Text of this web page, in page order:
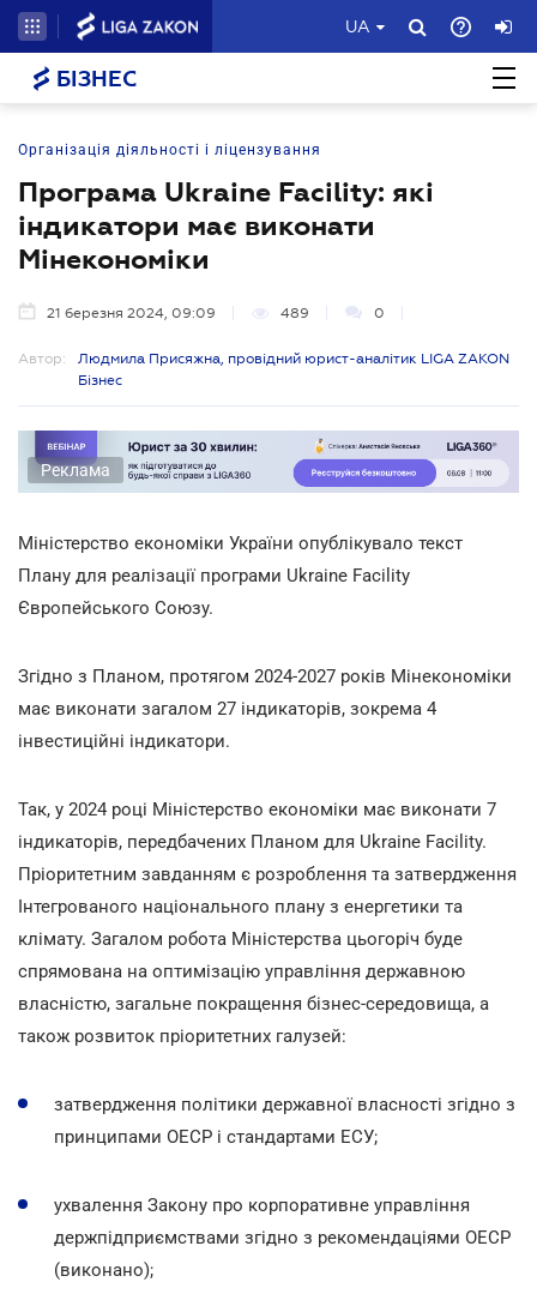
UA
БІЗНЕС
Організація діяльності і ліцензування
Програма Ukraine Facility: які
індикатори має виконати
Мінекономіки
21 березня 2024, 09:09 489 0
Автор:
Людмила Присяжна, провідний юрист-аналітик LIGA ZAKON
Бізнес
Реклама
Міністерство економіки України опублікувало текст
Плану для реалізації програми Ukraine Facility
Європейського Союзу.
Згідно з Планом, протягом 2024-2027 років Мінекономіки
має виконати загалом 27 індикаторів, зокрема 4
інвестиційні індикатори.
Так, у 2024 році Міністерство економіки має виконати 7
індикаторів, передбачених Планом для Ukraine Facility.
Пріоритетним завданням є розроблення та затвердження
Інтегрованого національного плану з енергетики та
клімату. Загалом робота Міністерства цьогоріч буде
спрямована на оптимізацію управління державною
власністю, загальне покращення бізнес-середовища, а
також розвиток пріоритетних галузей:
затвердження політики державної власності згідно з
принципами ОЕСР і стандартами ЕСУ;
ухвалення Закону про корпоративне управління
держпідприємствами згідно з рекомендаціями ОЕСР
(виконано);